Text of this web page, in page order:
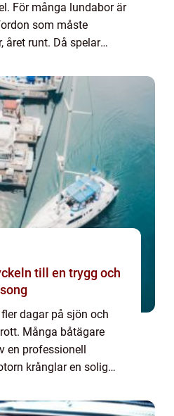
För många lundabor är
som måste
året runt. Då spelar
till en trygg och
dagar på sjön och
Många båtägare
en professionell
krånglar en solig